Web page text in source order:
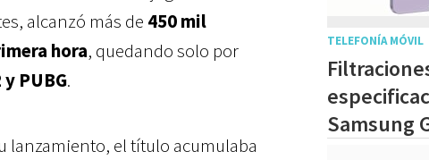
alcanzó más de 450 mil
hora, quedando solo por
PUBG.
lanzamiento, el título acumulaba
TELEFONÍA MÓVIL
Samsung